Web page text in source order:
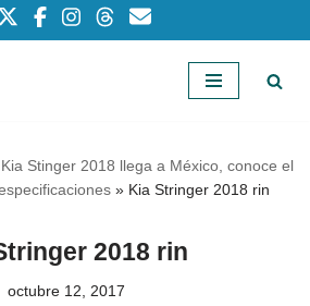
Kia Stinger 2018 llega a México, conoce el
» Kia Stringer 2018 rin
2018 rin
octubre 12, 2017